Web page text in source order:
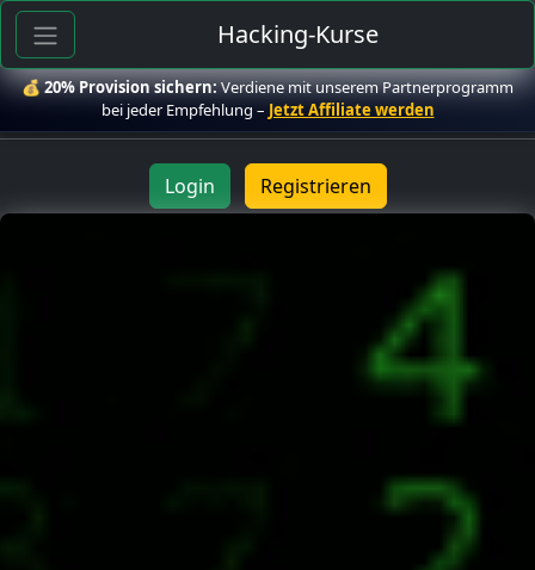
Hacking-Kurse
💰20% Provision sichern:Verdiene mit unserem Partnerprogramm
bei jeder Empfehlung – Jetzt Affiliate werden
Login Registrieren